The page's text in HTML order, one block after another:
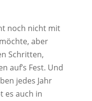
noch nicht mit
aber
Schritten,
auf’s Fest. Und
jedes Jahr
es auch in